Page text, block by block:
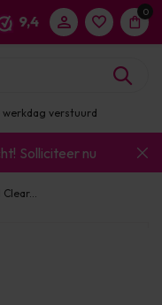
9,4
0
werkdag verstuurd
Solliciteer nu